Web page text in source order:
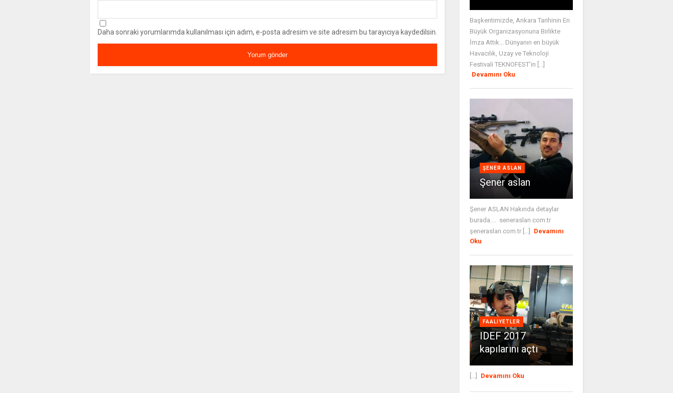
Daha sonraki yorumlarımda kullanılması için adım, e-posta adresim ve site adresim bu tarayıcıya kaydedilsin.
Başkentimizde, Ankara Tarihinin En
Büyük Organizasyonuna Birlikte
İmza Attık... Dünyanın en büyük
Havacılık, Uzay ve Teknoloji
Festivali TEKNOFEST’in [...]
Devamını Oku
ŞENER ASLAN
Şener aslan
Şener ASLAN Hakında detaylar
burada.... seneraslan.com.tr
şeneraslan.com.tr [...]
Devamını
Oku
FAALIYETLER
IDEF 2017
kapılarını açtı
[...] Devamını Oku